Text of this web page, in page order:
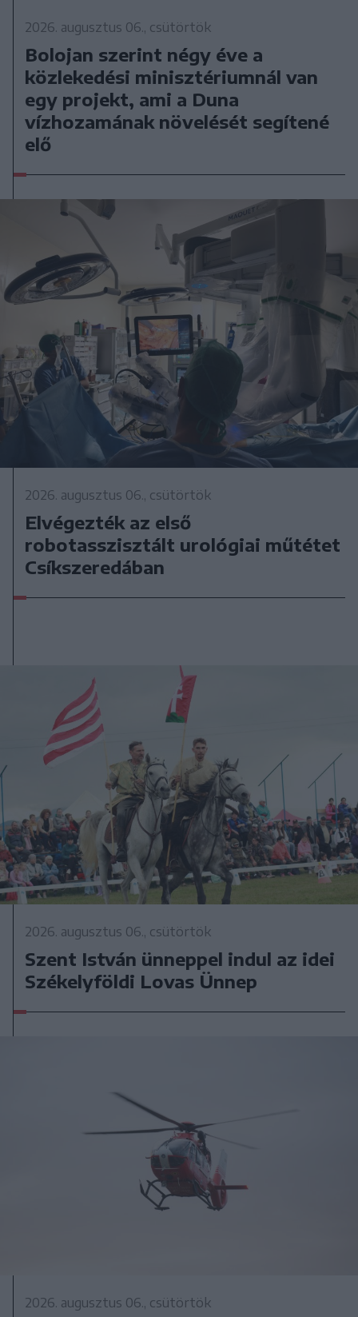
2026. augusztus 06., csütörtök
Bolojan szerint négy éve a
közlekedési minisztériumnál van
egy projekt, ami a Duna
vízhozamának növelését segítené
elő
2026. augusztus 06., csütörtök
Elvégezték az első
robotasszisztált urológiai műtétet
Csíkszeredában
2026. augusztus 06., csütörtök
Szent István ünneppel indul az idei
Székelyföldi Lovas Ünnep
2026. augusztus 06., csütörtök